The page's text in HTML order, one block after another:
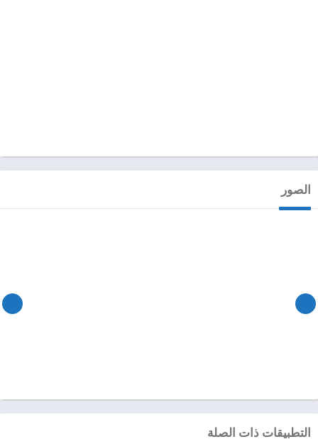
الصور
التطبيقات ذات الصلة